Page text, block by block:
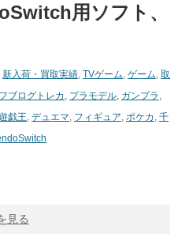
用ソフト、
新入荷・買取実績, TVゲーム, ゲーム, 取
ブログ トレカ , プラモデル, ガンプラ ,
戯王, デュエマ, フィギュア, ポケカ , 千
見る